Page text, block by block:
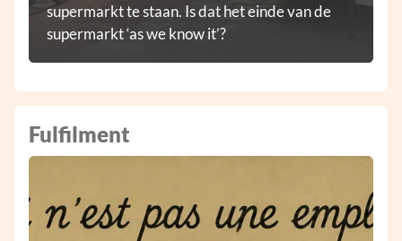
supermarkt te staan. Is dat het einde van de
supermarkt ‘as we know it’?
Fulfilment